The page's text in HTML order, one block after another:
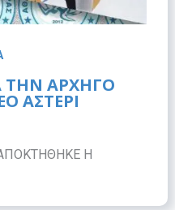
ΤΗΝ ΑΡΧΗΓΟ
ΑΣΤΕΡΙ
Η